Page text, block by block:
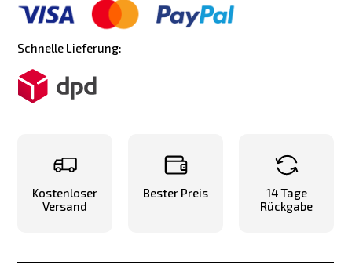
Schnelle Lieferung:
Kostenloser
Versand
Bester Preis
14 Tage
Rückgabe